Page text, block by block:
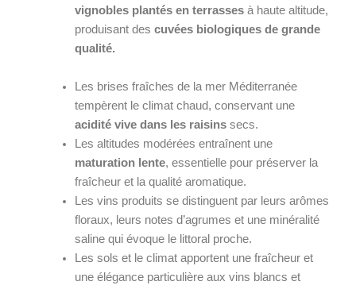
vignobles plantés en terrassesà haute altitude,
produisant des cuvées biologiques de grande
qualité.
Les brises fraîches de la mer Méditerranée
tempèrent le climat chaud, conservant une
acidité vive dans les raisins secs.
Les altitudes modérées entraînent une
maturation lente, essentielle pour préserver la
fraîcheur et la qualité aromatique.
Les vins produits se distinguent par leurs arômes
floraux, leurs notes d’agrumes et une minéralité
saline qui évoque le littoral proche.
Les sols et le climat apportent une fraîcheur et
une élégance particulière aux vins blancs et